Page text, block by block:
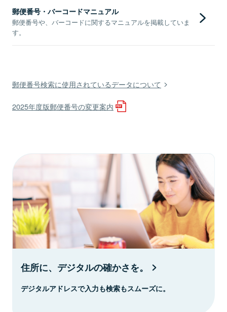
郵便番号・バーコードマニュアル
郵便番号や、バーコードに関するマニュアルを掲載していま
す。
郵便番号検索に使用されているデータについて
2025年度版郵便番号の変更案内
住所に、デジタルの確かさを。
デジタルアドレスで入力も検索もスムーズに。